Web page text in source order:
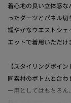
着心地の良い立体感
ったダーツとパネル切
緩やかなウエストシェ
エットで着用いただけ
【スタイリングポイン
同素材のボトムと合
ー用としてはもちろ